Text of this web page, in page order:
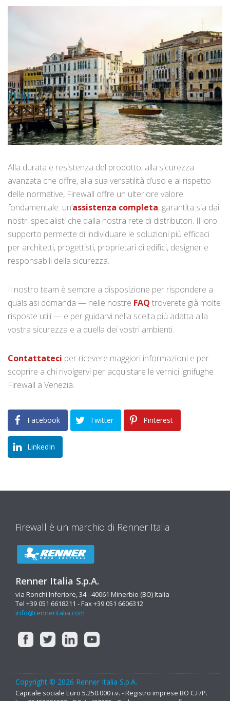
Alla durata e resistenza del prodotto, alla sicurezza
avanzata che offre, alla sua versatilità d’uso e al rispetto
delle normative, Firewall offre un ulteriore valore
fondamentale: un’assistenza completa, garantita sia dai
nostri specialisti che dalla nostra rete di distributori. Il loro
supporto permette di individuare le soluzioni più efficaci
per architetti, progettisti, proprietari di edifici, designer e
responsabili della sicurezza.
Il nostro team è sempre a disposizione per rispondere a
qualsiasi domanda — nelle nostre FAQ troverete già molte
risposte utili — e per guidarvi nella scelta più adatta alla
vostra sicurezza e a quella dei vostri ambienti.
Contattateci per ricevere maggiori informazioni e per
scoprire a chi rivolgervi per acquistare le vernici ignifughe
Firewall a Venezia.
Facebook Twitter Pinterest
LinkedIn
Firewall è un marchio di Renner Italia
Renner Italia S.p.A.
via Ronchi Inferiore, 34 - 40061 Minerbio (BO) Italia
Tel +39 051 6618211 - Fax +39 051 6606312
info@renneritalia.com
Copyright © 2026 Renner Italia S.p.A.
Capitale sociale Euro 5.250.000 i.v. - Registro imprese BO C.F/P.